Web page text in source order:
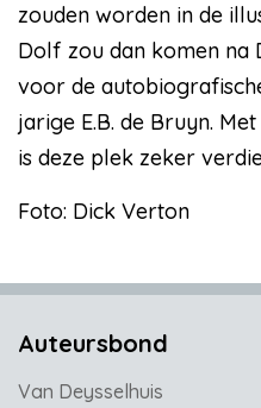
zouden worden in de
Dolf zou dan komen na
voor de
jarige E.B. de Bruyn.
is deze plek zeker
Foto: Dick Verton
Auteursbond
Van Deysselhuis